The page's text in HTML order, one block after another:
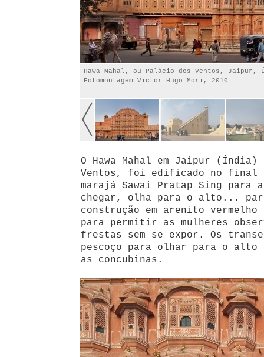
Hawa Mahal, ou Palácio dos Ventos, Jaipur,
Fotomontagem Victor Hugo Mori, 2010
O Hawa Mahal em Jaipur
Ventos, foi edificado no final
marajá Sawai Pratap Sing para
chegar, olha para o alto...
construção em arenito vermelho
para permitir as mulheres
frestas sem se expor. Os
pescoço para olhar para o alto
as concubinas.